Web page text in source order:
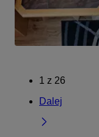
1 z 26
Dalej